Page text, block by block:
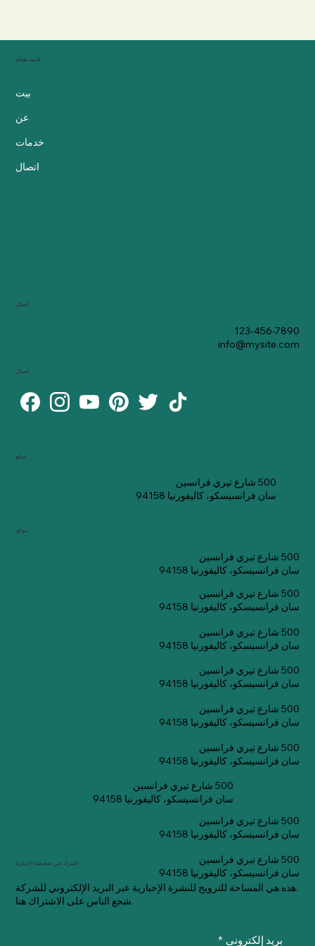
قائمة طعام
بيت
عن
خدمات
اتصال
موقع
500 شارع تيري فرانسين
سان فرانسيسكو، كاليفورنيا 94158
موقع
500 شارع تيري فرانسين
سان فرانسيسكو، كاليفورنيا 94158
500 شارع تيري فرانسين
سان فرانسيسكو، كاليفورنيا 94158
500 شارع تيري فرانسين
سان فرانسيسكو، كاليفورنيا 94158
500 شارع تيري فرانسين
سان فرانسيسكو، كاليفورنيا 94158
500 شارع تيري فرانسين
سان فرانسيسكو، كاليفورنيا 94158
500 شارع تيري فرانسين
سان فرانسيسكو، كاليفورنيا 94158
500 شارع تيري فرانسين
سان فرانسيسكو، كاليفورنيا 94158
500 شارع تيري فرانسين
سان فرانسيسكو، كاليفورنيا 94158
500 شارع تيري فرانسين
سان فرانسيسكو، كاليفورنيا 94158
اتصال
123-456-7890
info@mysite.com
اتصال
اشترك في صحيفتنا الإخبارية
هذه هي المساحة للترويج للنشرة الإخبارية عبر البريد الإلكتروني للشركة.
شجع الناس على الاشتراك هنا.
بريد إلكتروني *